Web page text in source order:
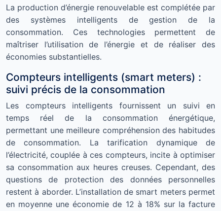
La production d’énergie renouvelable est complétée par
des systèmes intelligents de gestion de la
consommation. Ces technologies permettent de
maîtriser l’utilisation de l’énergie et de réaliser des
économies substantielles.
Compteurs intelligents (smart meters) :
suivi précis de la consommation
Les compteurs intelligents fournissent un suivi en
temps réel de la consommation énergétique,
permettant une meilleure compréhension des habitudes
de consommation. La tarification dynamique de
l’électricité, couplée à ces compteurs, incite à optimiser
sa consommation aux heures creuses. Cependant, des
questions de protection des données personnelles
restent à aborder. L’installation de smart meters permet
en moyenne une économie de 12 à 18% sur la facture